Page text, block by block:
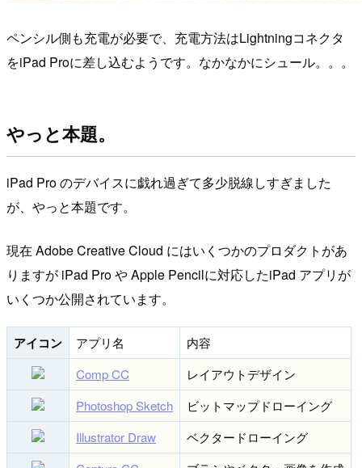
ペンシル側も充電が必要で、充電方法はLightningコネクタ
をiPad Proに差し込むようです。なかなかにシュール。。。
やっと本題。
iPad Pro のデバイスに戯れ過ぎて多少脱線しすぎました
が、やっと本題です。
現在 Adobe Creative Cloud にはいくつかのプロダクトがあ
りますが iPad Pro や Apple Pencilに対応したiPad アプリが
いくつか公開されています。
アイコン アプリ名
内容
Comp CC
レイアウトデザイン
Photoshop Sketch
ビットマップドローイング
Illustrator Draw
ベクタードローイング